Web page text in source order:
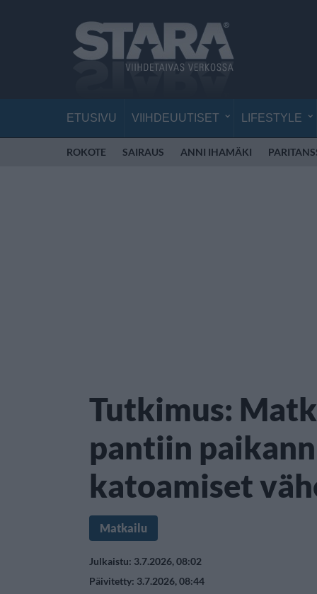
ETUSIVU VIIHDEUUTISET LIFESTYLE
ROKOTE SAIRAUS ANNI IHAMÄKI
Tutkimus:
pantiin
katoamiset
Matkailu
Julkaistu: 3.7.2026, 08:02
Päivitetty: 3.7.2026, 08:44